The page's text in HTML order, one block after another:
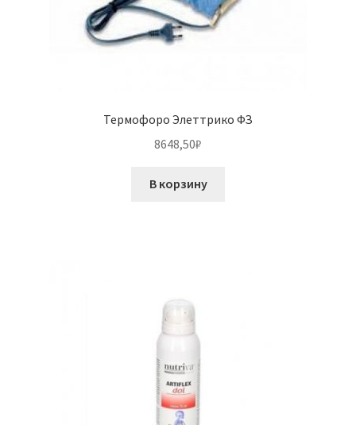
Термофоро Элеттрико ФЗ
8648,50₽
В корзину